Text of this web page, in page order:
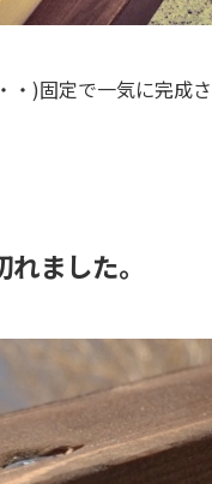
)固定で一気に完成
ました。